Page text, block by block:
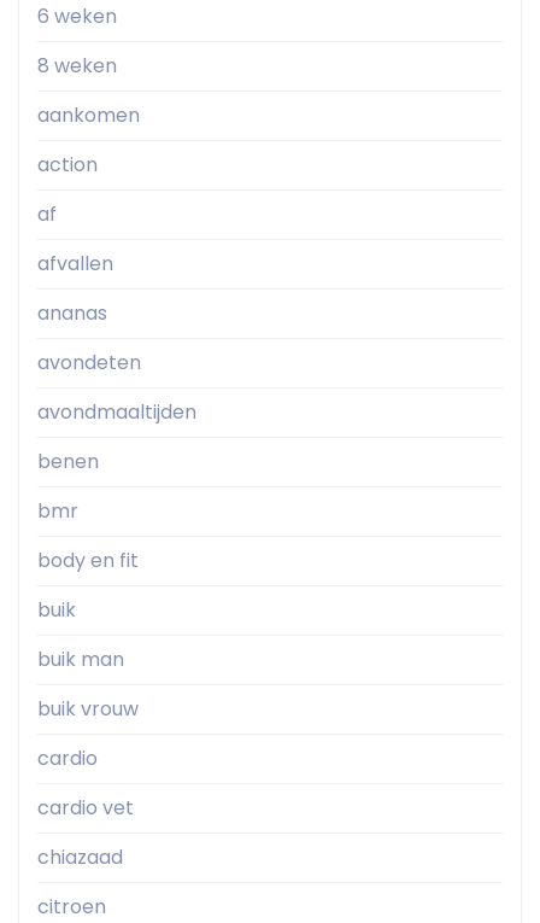
6 weken
8 weken
aankomen
action
af
afvallen
ananas
avondeten
avondmaaltijden
benen
bmr
body en fit
buik
buik man
buik vrouw
cardio
cardio vet
chiazaad
citroen